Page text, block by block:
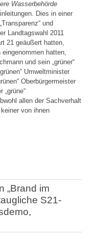
Wasserbehörde
Dies in einer
und
Landtagswahl 2011
21 geäußert hatten,
hatten,
und sein „grüner“
Umweltminister
Oberbürgermeister
„grüne“
allen der Sachverhalt
von ihnen
„Brand im
S21-